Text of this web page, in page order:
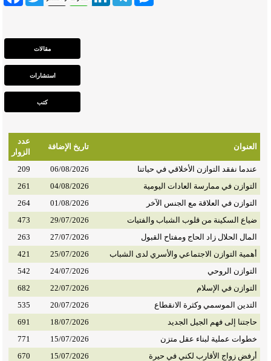
العنوان تاريخ الإضافة
عدد
الزوار
عندما نفقد التوازن الأخلاقي في حياتنا
06/08/2026
209
التوازن في ممارسة العادات اليومية
04/08/2026
261
التوازن في العلاقة مع الجنس الآخر
01/08/2026
264
ضياع السكينة من قلوب الشباب والفتيات
29/07/2026
473
المال الحلال زاد الحاج ومفتاح القبول
27/07/2026
263
أهمية التوازن الاجتماعي والأسري لدى الشباب
25/07/2026
421
التوازن الروحي
24/07/2026
542
التوازن في الإسلام
22/07/2026
682
التدين الموسمي وكثرة الانقطاع
20/07/2026
535
حاجتنا إلى فهم الجيل الجديد
18/07/2026
691
خطوات عملية لبناء عقل متزن
15/07/2026
771
أرفض زواج الأقارب لكني في حيرة
15/07/2026
670